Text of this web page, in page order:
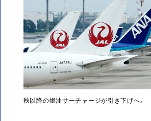
秋以降の燃油サーチャージが引き下げへ。